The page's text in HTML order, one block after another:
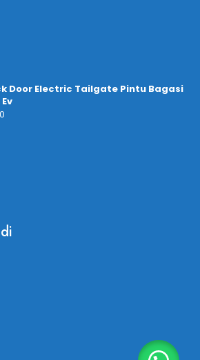
Door Electric Tailgate Pintu Bagasi